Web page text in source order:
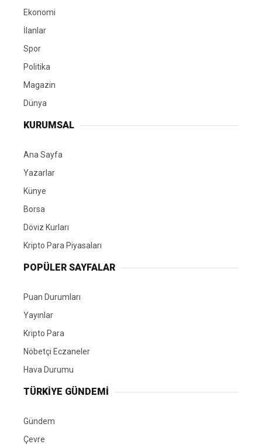
Ekonomi
İlanlar
Spor
Politika
Magazin
Dünya
KURUMSAL
Ana Sayfa
Yazarlar
Künye
Borsa
Döviz Kurları
Kripto Para Piyasaları
POPÜLER SAYFALAR
Puan Durumları
Yayınlar
Kripto Para
Nöbetçi Eczaneler
Hava Durumu
TÜRKIYE GÜNDEMI
Gündem
Çevre